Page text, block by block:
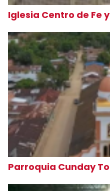
Iglesia Centro de Fe
Parroquia Cunday